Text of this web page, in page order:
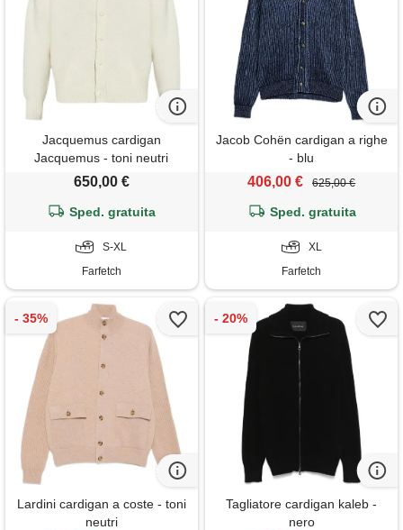
Jacquemus cardigan
Jacquemus - toni neutri
650,00 €
Sped. gratuita
S-XL
Farfetch
Jacob Cohën cardigan a righe
- blu
406,00 € 625,00 €
Sped. gratuita
XL
Farfetch
Lardini cardigan a coste - toni
neutri
Tagliatore cardigan kaleb -
nero